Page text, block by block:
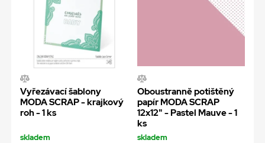
Vyřezávací šablony
MODA SCRAP - krajkový
roh - 1 ks
skladem
Oboustranně potištěný
papír MODA SCRAP
12x12" - Pastel Mauve - 1
ks
skladem